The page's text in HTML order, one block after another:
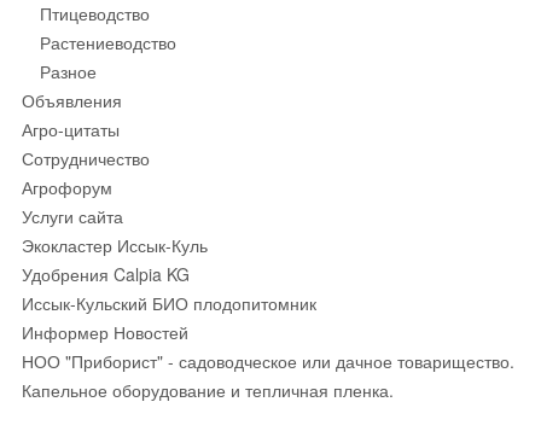
Птицеводство
Растениеводство
Разное
Объявления
Агро-цитаты
Сотрудничество
Агрофорум
Услуги сайта
Экокластер Иссык-Куль
Удобрения Calpia KG
Иссык-Кульский БИО плодопитомник
Информер Новостей
НОО "Приборист" - садоводческое или дачное товарищество.
Капельное оборудование и тепличная пленка.